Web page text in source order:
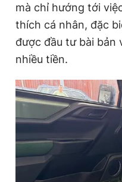
mà chỉ hướng tới
thích cá nhân, đặc
được đầu tư bài bản
nhiều tiền.